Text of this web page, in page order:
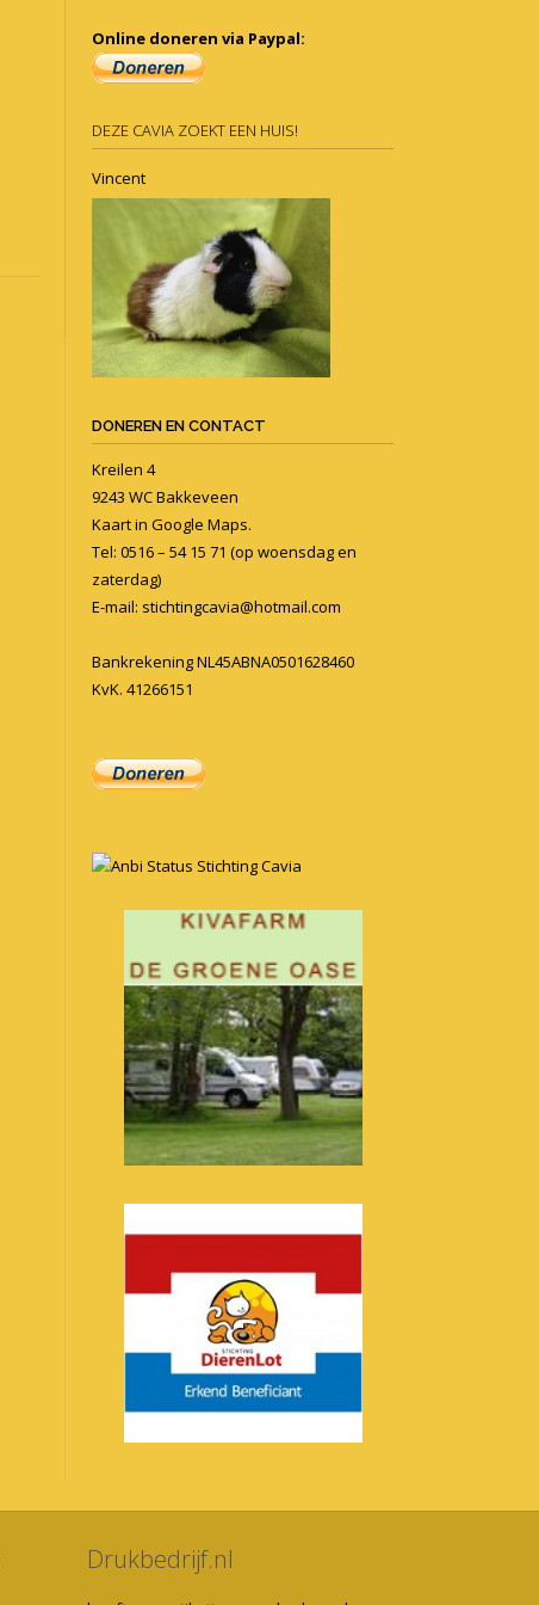
Online doneren via Paypal:
DEZE CAVIA ZOEKT EEN HUIS!
Vincent
DONEREN EN CONTACT
Kreilen 4
9243 WC Bakkeveen
Kaart in Google Maps.
Tel: 0516 – 54 15 71 (op woensdag en
zaterdag)
E-mail: stichtingcavia@hotmail.com
Bankrekening NL45ABNA0501628460
KvK. 41266151
Anbi Status Stichting Cavia
Drukbedrijf.nl